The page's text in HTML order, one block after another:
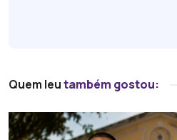
Quem leutambém gostou: